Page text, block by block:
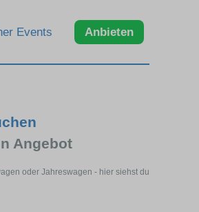
Events Anbieten
Angebot
oder Jahreswagen - hier siehst du